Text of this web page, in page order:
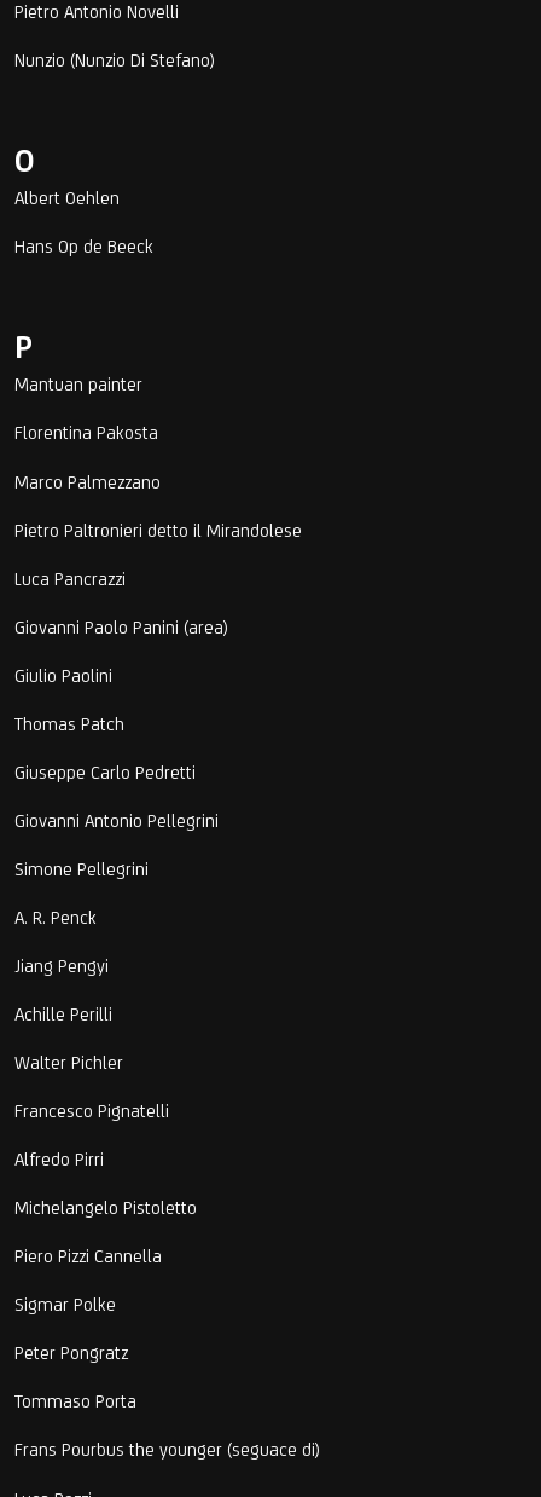
Pietro Antonio Novelli
Nunzio (Nunzio Di Stefano)
O
Albert Oehlen
Hans Op de Beeck
P
Mantuan painter
Florentina Pakosta
Marco Palmezzano
Pietro Paltronieri detto il Mirandolese
Luca Pancrazzi
Giovanni Paolo Panini (area)
Giulio Paolini
Thomas Patch
Giuseppe Carlo Pedretti
Giovanni Antonio Pellegrini
Simone Pellegrini
A. R. Penck
Jiang Pengyi
Achille Perilli
Walter Pichler
Francesco Pignatelli
Alfredo Pirri
Michelangelo Pistoletto
Piero Pizzi Cannella
Sigmar Polke
Peter Pongratz
Tommaso Porta
Frans Pourbus the younger (seguace di)